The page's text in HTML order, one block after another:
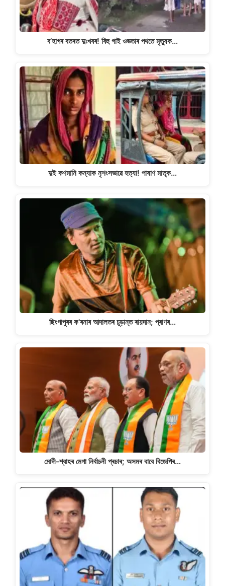
ব’হাগৰ বতৰত দুঃখবৰ! বিহু গাই ওভতাৰ পথতে মৃত্যুক…
দুই কণমানি কন্যাক নৃশংসভাৱে হত্যা! পাষাণ মাতৃক…
ছিংগাপুৰৰ ক'ৰনাৰ আদালতৰ চূড়ান্ত ৰায়দান; প্ৰাণৰ…
মোদী-শ্বাহৰ মেগা নিৰ্বাচনী প্ৰচাৰ; অসমৰ বাবে বিজেপিৰ…